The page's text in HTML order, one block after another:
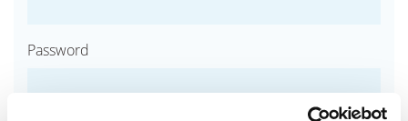
Password